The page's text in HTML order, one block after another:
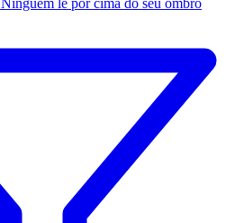
Ninguém lê por cima do seu ombro